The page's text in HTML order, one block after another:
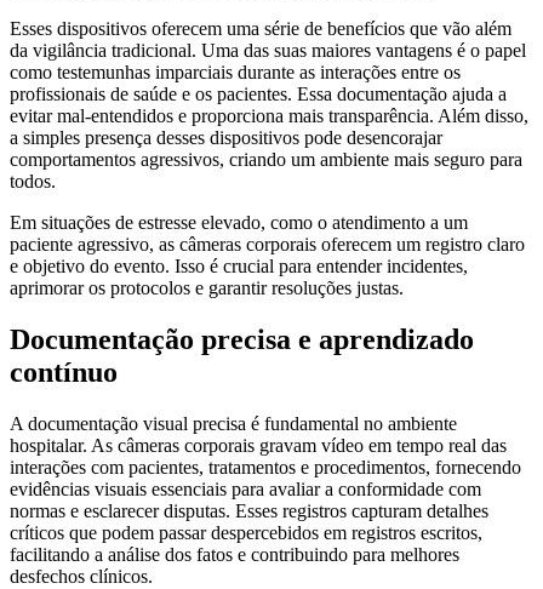
Esses dispositivos oferecem uma série de benefícios que vão além
da vigilância tradicional. Uma das suas maiores vantagens é o papel
como testemunhas imparciais durante as interações entre os
profissionais de saúde e os pacientes. Essa documentação ajuda a
evitar mal-entendidos e proporciona mais transparência. Além disso,
a simples presença desses dispositivos pode desencorajar
comportamentos agressivos, criando um ambiente mais seguro para
todos.
Em situações de estresse elevado, como o atendimento a um
paciente agressivo, as câmeras corporais oferecem um registro claro
e objetivo do evento. Isso é crucial para entender incidentes,
aprimorar os protocolos e garantir resoluções justas.
Documentação precisa e aprendizado
contínuo
A documentação visual precisa é fundamental no ambiente
hospitalar. As câmeras corporais gravam vídeo em tempo real das
interações com pacientes, tratamentos e procedimentos, fornecendo
evidências visuais essenciais para avaliar a conformidade com
normas e esclarecer disputas. Esses registros capturam detalhes
críticos que podem passar despercebidos em registros escritos,
facilitando a análise dos fatos e contribuindo para melhores
desfechos clínicos.